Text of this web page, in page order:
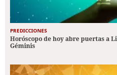
PREDICCIONES
Horóscopo de hoy abre puertas a
Géminis